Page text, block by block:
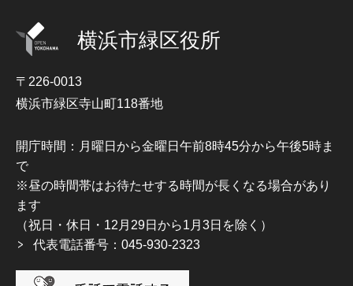
横浜市緑区役所
〒226-0013
横浜市緑区寺山町118番地
開庁時間：月曜日から金曜日午前8時45分から午後5時ま
で
※昼の時間帯はお待たせする時間が長くなる場合があり
ます
（祝日・休日・12月29日から1月3日を除く）
代表電話番号：045-930-2323